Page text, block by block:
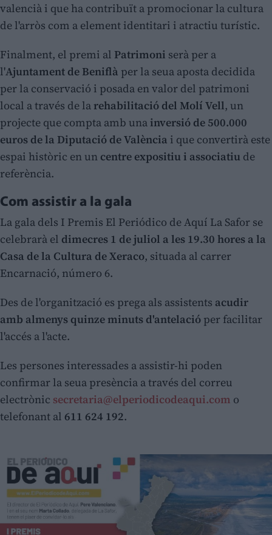
valencià i que ha contribuït a promocionar la cultura
de l'arròs com a element identitari i atractiu turístic.
Finalment, el premi al Patrimoni serà per a
l'Ajuntament de Beniflà per la seua aposta decidida
per la conservació i posada en valor del patrimoni
local a través de larehabilitació del Molí Vell, un
projecte que compta amb unainversió de 500.000
euros de la Diputació de València i que convertirà este
espai històric en un centre expositiu i associatiu de
referència.
Com assistir a la gala
La gala dels I Premis El Periódico de Aquí La Safor se
celebrarà el dimecres 1 de juliol a les 19.30 hores a la
Casa de la Cultura de Xeraco, situada al carrer
Encarnació, número 6.
Des de l'organització es prega als assistents acudir
amb almenys quinze minuts d'antelació per facilitar
l'accés a l'acte.
Les persones interessades a assistir-hi poden
confirmar la seua presència a través del correu
electrònic secretaria@elperiodicodeaqui.com o
telefonant al 611 624 192.